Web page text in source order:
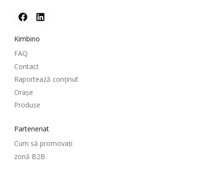
Kimbino
FAQ
Contact
Raportează conținut
Oraşe
Produse
Parteneriat
Cum să promovați
zonă B2B